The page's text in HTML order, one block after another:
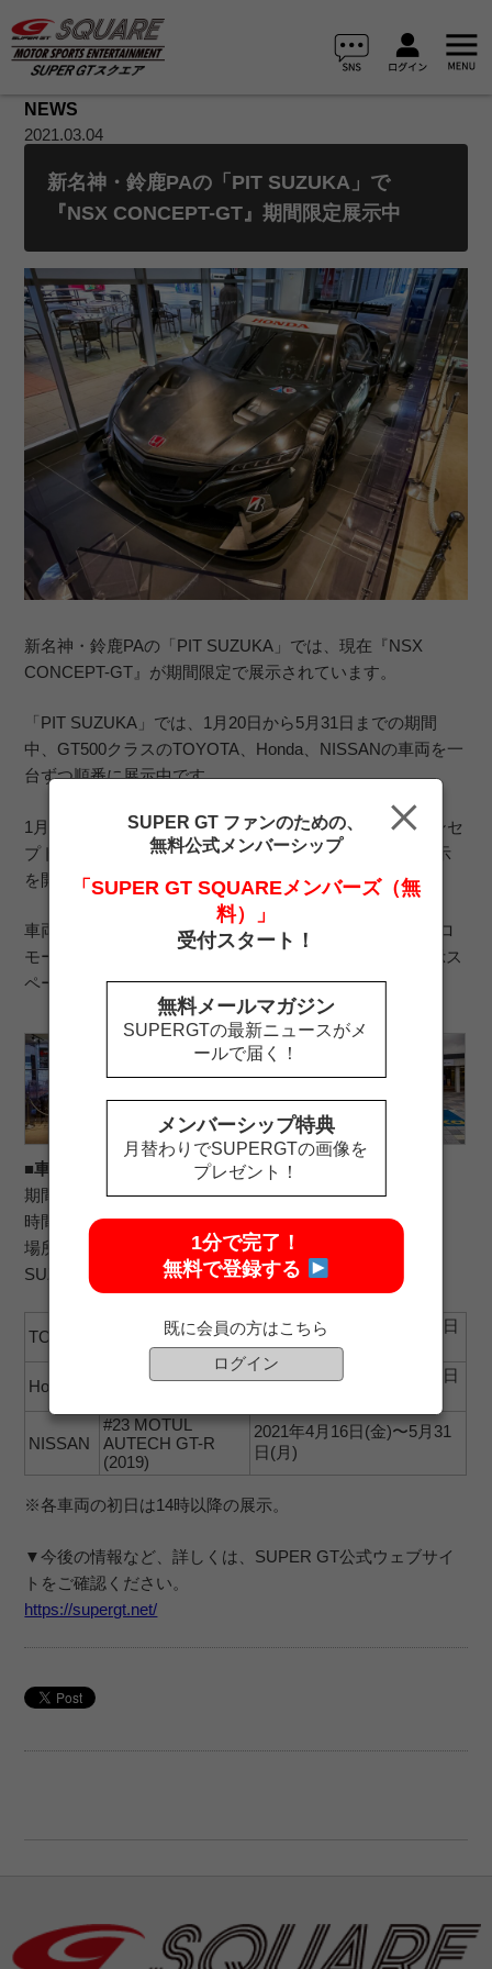
NEWS
2021.03.04
新名神・鈴鹿PAの「PIT SUZUKA」で
『NSX CONCEPT-GT』期間限定展示中
新名神・鈴鹿PAの「PIT SUZUKA」では、現在『NSX
CONCEPT-GT』が期間限定で展示されています。
「PIT SUZUKA」では、1月20日から5月31日までの期間
中、GT500クラスのTOYOTA、Honda、NISSANの車両を一
台ずつ順番に展示中です。
1月20日から展示されていた『GR Supra SUPER GT コンセ
プト』に代わり、本日から『NSX CONCEPT-GT』の展示
を開始しました。
車両展示スペースの壁面モニターでは、SUPER GTのプロ
モーションムービーや各大会CMなどを放映中です。展示ス
ペースは入場無料で24時間オープンの予定です。
■車両展示スケジュール（予定）
期間： 2021年1月20日（水）〜5月31日（月）
時間： 24時間展示
場所： 新名神高速道路 鈴鹿パーキングエリア「PIT
SUZUKA（ピット・スズカ）」
TOYOTA
GR Supra SUPER
GT コンセプト
2021年1月20日(水)〜3月4日
(木) ※展示期間終了
Honda
NSX CONCEPT-
2021年3月4日(木)〜4月16日
NISSAN
#23 MOTUL
AUTECH GT-R
(2019)
2021年4月16日(金)〜5月31
日(月)
※各車両の初日は14時以降の展示。
▼今後の情報など、詳しくは、SUPER GT公式ウェブサイ
トをご確認ください。
https://supergt.net/
SUPER GT ファンのための、
無料公式メンバーシップ
「SUPER GT SQUAREメンバーズ（無
料）」
受付スタート！
無料メールマガジン
SUPERGTの最新ニュースがメ
ールで届く！
メンバーシップ特典
月替わりでSUPERGTの画像を
プレゼント！
1分で完了！
無料で登録する
既に会員の方はこちら
ログイン